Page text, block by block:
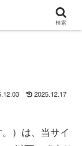
2025.12.17
）は、当サイ
検索